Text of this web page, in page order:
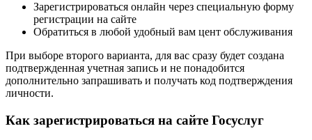
Зарегистрироваться онлайн через специальную форму
регистрации на сайте
Обратиться в любой удобный вам цент обслуживания
При выборе второго варианта, для вас сразу будет создана
подтвержденная учетная запись и не понадобится
дополнительно запрашивать и получать код подтверждения
личности.
Как зарегистрироваться на сайте Госуслуг